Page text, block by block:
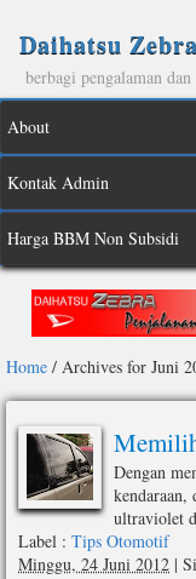
Daihatsu
berbagi pengalaman
About
Kontak Admin
Harga BBM Non Subsidi
Home / Archives for Juni
Dengan
kendaraan,
ultraviolet
Label : Tips Otomotif
Minggu, 24 Juni 2012 |